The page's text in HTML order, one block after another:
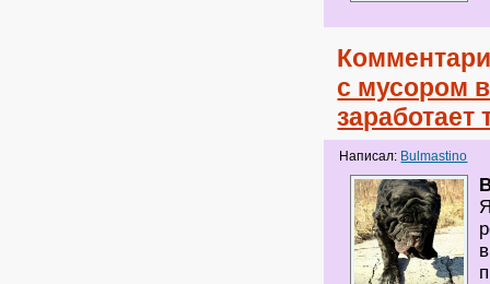
с мусором
заработает
Написал: Bulmastino